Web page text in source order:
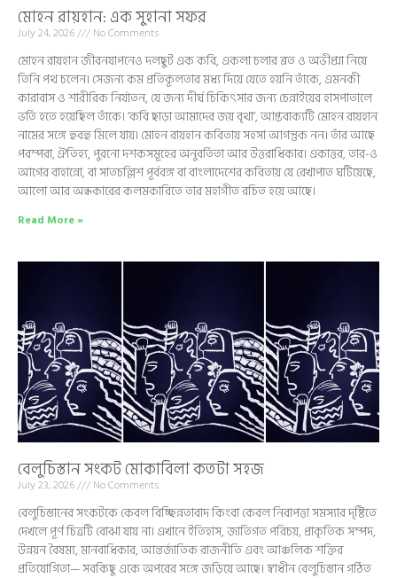
মোহন রায়হান: এক সুহানা সফর
July 24, 2026 No Comments
মোহন রায়হান জীবনযাপনেও দলছুট এক কবি, একলা চলার ব্রত ও অভীপ্সা নিয়ে
তিনি পথ চলেন। সেজন্য কম প্রতিকূলতার মধ্য দিয়ে যেতে হয়নি তাঁকে, এমনকী
কারাবাস ও শারীরিক নির্যাতন, যে জন্য দীর্ঘ চিকিৎসার জন্য চেন্নাইয়ের হাসপাতালে
ভর্তি হতে হয়েছিল তাঁকে। ‘কবি ছাড়া আমাদের জয় বৃথা’, আপ্তবাক্যটি মোহন রায়হান
নামের সঙ্গে হুবহু মিলে যায়। মোহন রায়হান কবিতায় সহসা আগন্তুক নন। তাঁর আছে
পরম্পরা, ঐতিহ্য, পুরনো দশকসমূহের অনুবর্তিতা আর উত্তরাধিকার। একাত্তর, তার-ও
আগের বাহান্নো, বা সাতচল্লিশ পূর্ববঙ্গ বা বাংলাদেশের কবিতায় যে রেখাপাত ঘটিয়েছে,
আলো আর অন্ধকারের কলমকারিতে তার মহাগীত রচিত হয়ে আছে।
Read More »
বেলুচিস্তান সংকট মোকাবিলা কতটা সহজ
July 23, 2026 No Comments
বেলুচিস্তানের সংকটকে কেবল বিচ্ছিন্নতাবাদ কিংবা কেবল নিরাপত্তা সমস্যার দৃষ্টিতে
দেখলে পূর্ণ চিত্রটি বোঝা যায় না। এখানে ইতিহাস, জাতিগত পরিচয়, প্রাকৃতিক সম্পদ,
উন্নয়ন বৈষম্য, মানবাধিকার, আন্তর্জাতিক রাজনীতি এবং আঞ্চলিক শক্তির
প্রতিযোগিতা— সবকিছু একে অপরের সঙ্গে জড়িয়ে আছে। স্বাধীন বেলুচিস্তান গঠিত